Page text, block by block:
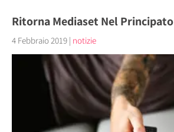
Ritorna Mediaset Nel Principato
4 Febbraio 2019 | notizie